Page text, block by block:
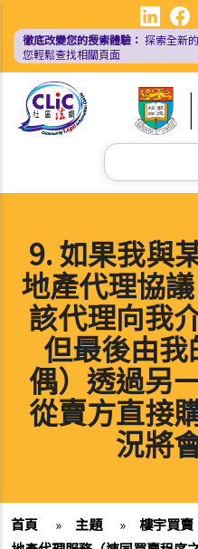
內
徹底改變您的搜索體驗： 探索全新
您輕鬆查找相關頁面
Search
9. 如果我與
地產代理協
該代理向我
但最後由
偶）透過另
從賣方直接
況將
首頁 » 主題 » 樓宇買賣